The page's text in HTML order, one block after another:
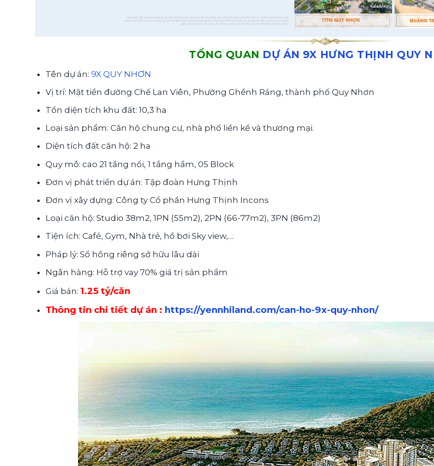
TỔNG QUAN DỰ ÁN 9X HƯNG THỊNH QUY
Tên dự án:9X QUY NHƠN
Vị trí: Mặt tiền đường Chế Lan Viên, Phường Ghềnh Ráng, thành phố Quy Nhơn
Tổn diện tích khu đất: 10,3 ha
Loại sản phẩm: Căn hộ chung cư, nhà phố liền kề và thương mại.
Diện tích đất căn hộ: 2 ha
Quy mô: cao 21 tầng nổi, 1 tầng hầm, 05 Block
Đơn vị phát triển dự án: Tập đoàn Hưng Thịnh
Đơn vị xây dựng: Công ty Cổ phần Hưng Thịnh Incons
Loại căn hộ: Studio 38m2, 1PN (55m2), 2PN (66-77m2), 3PN (86m2)
Tiện ích: Café, Gym, Nhà trẻ, hồ bơi Sky view,…
Pháp lý: Sổ hồng riêng sở hữu lâu dài
Ngân hàng: Hỗ trợ vay 70% giá trị sản phẩm
Giá bán:1.25 tỷ/căn
Thông tin chi tiết dự án : https://yennhiland.com/can-ho-9x-quy-nhon/